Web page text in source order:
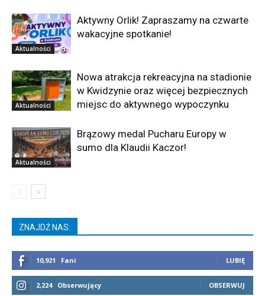
Aktualności
Aktywny Orlik! Zapraszamy na czwarte
wakacyjne spotkanie!
Aktualności
Nowa atrakcja rekreacyjna na stadionie
w Kwidzynie oraz więcej bezpiecznych
miejsc do aktywnego wypoczynku
Aktualności
Brązowy medal Pucharu Europy w
sumo dla Klaudii Kaczor!
ZNAJDŹ NAS:
10,921 Fani LUBIĘ
2,224 Obserwujący OBSERWUJ